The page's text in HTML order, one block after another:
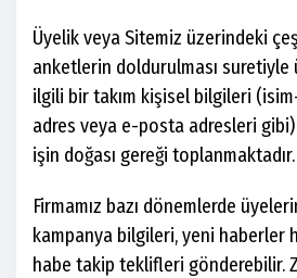
Üyelik veya Sitemiz üzerindeki
anketlerin doldurulması
ilgili bir takım kişisel bilgileri
adres veya e-posta adresleri gibi)
işin doğası gereği toplanmaktadır.
Firmamız bazı dönemlerde
kampanya bilgileri, yeni haberler
habe takip teklifleri gönderebilir.